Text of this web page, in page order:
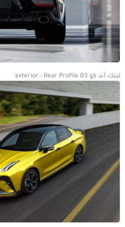
لينك أند كو 03 exterior - Rear Profile